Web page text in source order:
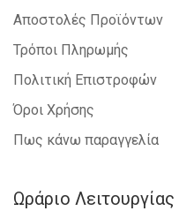
Αποστολές Προϊόντων
Τρόποι Πληρωμής
Πολιτική Επιστροφών
Όροι Χρήσης
Πως κάνω παραγγελία
Ωράριο Λειτουργίας